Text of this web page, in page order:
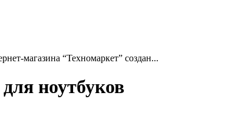
магазина “Техномаркет” создан...
ноутбуков